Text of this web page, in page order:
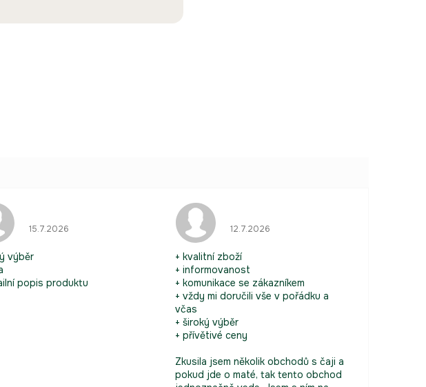
Hodnocení obchodu je 5 z 5 hvězdiček.
15.7.2026
výběr
popis produktu
12.7.2026
+ kvalitní zboží
+ informovanost
+ komunikace se zákazníkem
+ vždy mi doručili vše v pořádku a
včas
+ široký výběr
+ přívětivé ceny
Zkusila jsem několik obchodů s čaji a
pokud jde o maté, tak tento obchod